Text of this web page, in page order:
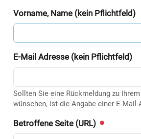
Vorname, Name (kein Pflichtfeld)
E-Mail Adresse (kein Pflichtfeld)
Sollten Sie eine Rückmeldung zu
wünschen, ist die Angabe einer E-
Betroffene Seite (URL)